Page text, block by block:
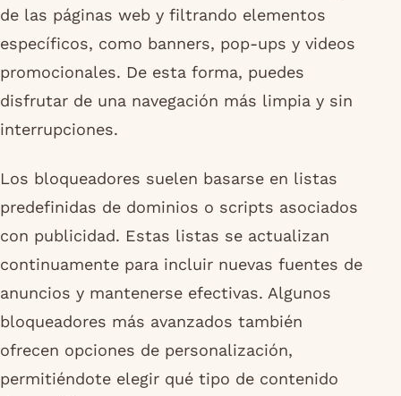
de las páginas web y filtrando elementos
específicos, como banners, pop-ups y videos
promocionales. De esta forma, puedes
disfrutar de una navegación más limpia y sin
interrupciones.
Los bloqueadores suelen basarse en listas
predefinidas de dominios o scripts asociados
con publicidad. Estas listas se actualizan
continuamente para incluir nuevas fuentes de
anuncios y mantenerse efectivas. Algunos
bloqueadores más avanzados también
ofrecen opciones de personalización,
permitiéndote elegir qué tipo de contenido